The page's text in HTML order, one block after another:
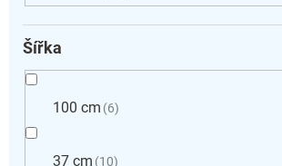
Šířka
100 cm 6
37 cm 10